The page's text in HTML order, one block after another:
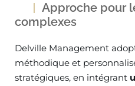
Approche pour
complexes
Delville Management
méthodique et
stratégiques, en intégrant